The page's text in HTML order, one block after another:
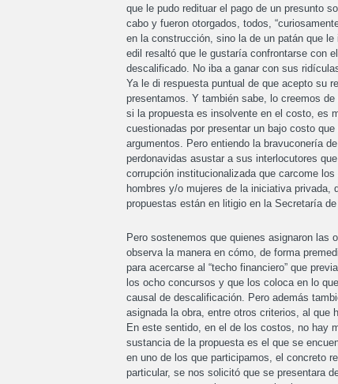
que le pudo redituar el pago de un presunto
cabo y fueron otorgados, todos,
en la construcción, sino la de un patán que
edil resaltó que le gustaría confrontarse con
descalificado. No iba a ganar con sus
Ya le di respuesta puntual de que acepto su
presentamos. Y también sabe, lo creemos
si la propuesta es insolvente en el costo, es
cuestionadas por presentar un bajo costo
argumentos. Pero entiendo la bravuconería
perdonavidas asustar a sus interlocutores
corrupción institucionalizada que carcome
hombres y/o mujeres de la iniciativa privada,
propuestas están en litigio en la Secretaría
Pero sostenemos que quienes asignaron
observa la manera en cómo, de forma
para acercarse al “techo financiero” que
los ocho concursos y que los coloca en lo
causal de descalificación. Pero además
asignada la obra, entre otros criterios, al que
En este sentido, en el de los costos, no hay
sustancia de la propuesta es el que se
en uno de los que participamos, el concreto
particular, se nos solicitó que se presentara